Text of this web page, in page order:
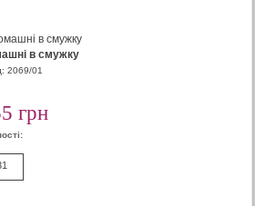
в смужку
2069/01
грн